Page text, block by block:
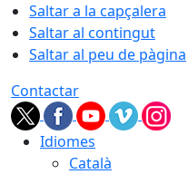
Saltar a la capçalera
Saltar al contingut
Saltar al peu de pàgina
Contactar
Idiomes
Català